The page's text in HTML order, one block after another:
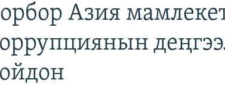
Азия